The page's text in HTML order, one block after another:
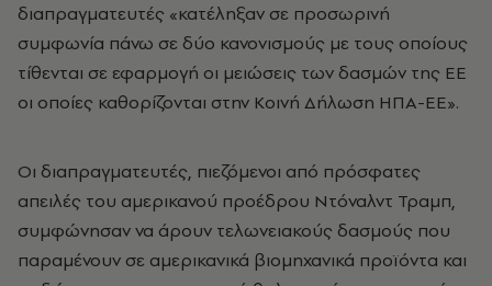
διαπραγματευτές «κατέληξαν σε προσωρινή
συμφωνία πάνω σε δύο κανονισμούς με τους οποίους
τίθενται σε εφαρμογή οι μειώσεις των δασμών της ΕΕ
οι οποίες καθορίζονται στην Κοινή Δήλωση ΗΠΑ-ΕΕ».
Οι διαπραγματευτές, πιεζόμενοι από πρόσφατες
απειλές του αμερικανού προέδρου Ντόναλντ Τραμπ,
συμφώνησαν να άρουν τελωνειακούς δασμούς που
παραμένουν σε αμερικανικά βιομηχανικά προϊόντα και